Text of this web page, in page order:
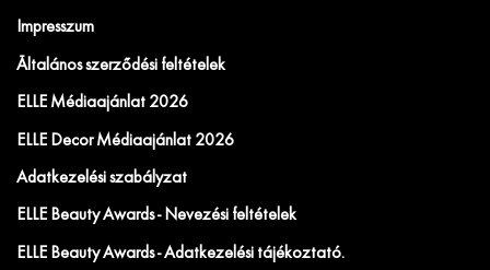
Impresszum
Általános szerződési feltételek
ELLE Médiaajánlat 2026
ELLE Decor Médiaajánlat 2026
Adatkezelési szabályzat
ELLE Beauty Awards - Nevezési feltételek
ELLE Beauty Awards - Adatkezelési tájékoztató.